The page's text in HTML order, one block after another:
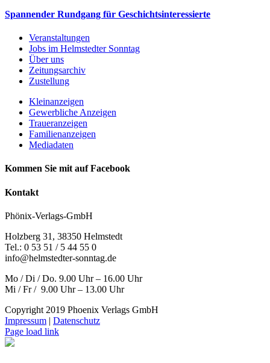
Spannender Rundgang für Geschichtsinteressierte
Veranstaltungen
Jobs im Helmstedter Sonntag
Über uns
Zeitungsarchiv
Zustellung
Kleinanzeigen
Gewerbliche Anzeigen
Traueranzeigen
Familienanzeigen
Mediadaten
Kommen Sie mit auf Facebook
Kontakt
Phönix-Verlags-GmbH
Holzberg 31, 38350 Helmstedt
Tel.: 0 53 51 / 5 44 55 0
info@helmstedter-sonntag.de
Mo / Di / Do. 9.00 Uhr – 16.00 Uhr
Mi / Fr / 9.00 Uhr – 13.00 Uhr
Copyright 2019 Phoenix Verlags GmbH
Impressum | Datenschutz
Page load link